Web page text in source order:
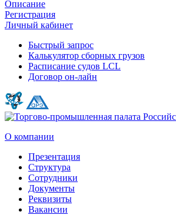
Описание
Регистрация
Личный кабинет
Быстрый запрос
Калькулятор сборных грузов
Расписание судов LCL
Договор он-лайн
О компании
Презентация
Структура
Сотрудники
Документы
Реквизиты
Вакансии